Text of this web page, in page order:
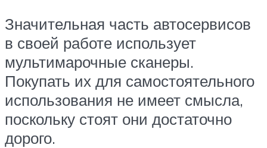
Значительная часть автосервисов
в своей работе использует
мультимарочные сканеры.
Покупать их для самостоятельного
использования не имеет смысла,
поскольку стоят они достаточно
дорого.